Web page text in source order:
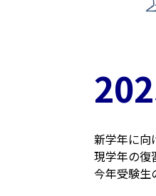
新学年に向
現学年の復
今年受験生